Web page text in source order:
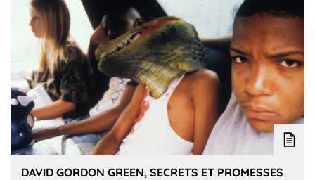
DAVID GORDON GREEN, SECRETS ET PROMESSES